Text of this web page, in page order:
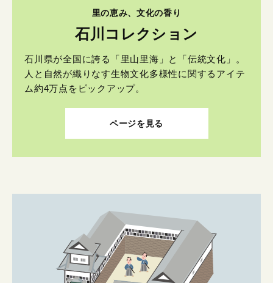
里の恵み、文化の香り
石川コレクション
石川県が全国に誇る「里山里海」と「伝統文化」。
人と自然が織りなす生物文化多様性に関するアイテ
ム約4万点をピックアップ。
ページを見る